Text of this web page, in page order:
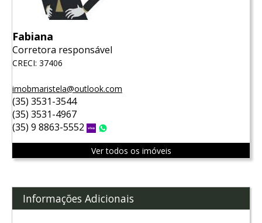
Fabiana
Corretora responsável
CRECI: 37406
imobmaristela@outlook.com
(35) 3531-3544
(35) 3531-4967
(35) 9 8863-5552
Vivo
Ver todos os imóveis
Informações Adicionais